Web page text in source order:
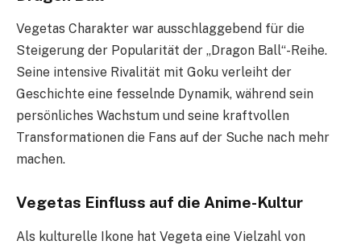
Vegetas Charakter war ausschlaggebend für die
Steigerung der Popularität der „Dragon Ball“-Reihe.
Seine intensive Rivalität mit Goku verleiht der
Geschichte eine fesselnde Dynamik, während sein
persönliches Wachstum und seine kraftvollen
Transformationen die Fans auf der Suche nach mehr
machen.
Vegetas Einfluss auf die Anime-Kultur
Als kulturelle Ikone hat Vegeta eine Vielzahl von